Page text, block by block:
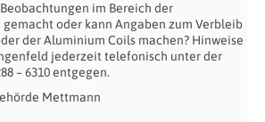
im Bereich der
gemacht oder kann Angaben zum Verbleib
der Aluminium Coils machen? Hinweise
jederzeit telefonisch unter der
– 6310 entgegen.
Mettmann